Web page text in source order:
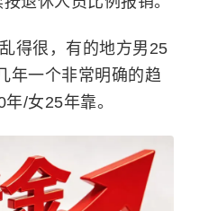
得很，有的地方男25
年一个非常明确的趋
/女25年靠。